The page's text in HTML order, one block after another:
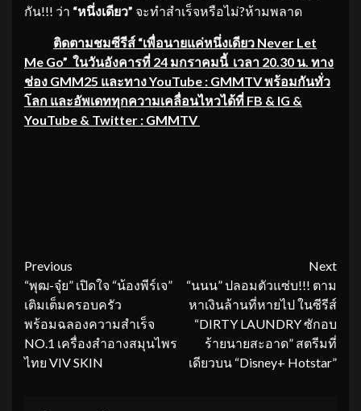
กัน!!! ว่า “หนึ่งเดียว” จะทำสำเร็จหรือไม่?ห้ามพลาด
ติดตามชมซีรีส์ “เพื่อนายแค่หนึ่งเดียว Never Let
Me Go” ในวันอังคารที่ 24 มกราคมนี้ เวลา 20.30 น. ทาง
ช่อง GMM25 และทาง YouTube : GMMTV พร้อมกันทั่ว
โลก และอัพเดททุกความเคลื่อนไหวได้ที่ FB & IG &
YouTube & Twitter : GMMTV
Continue
Reading
Previous
“พุฒ-จุ๋ย” เปิดใจ “น้องพีร์เจ”
เติมเต็มครอบครัว
พร้อมฉลองความสำเร็จ
NO.1 เครื่องสำอางสมุนไพร
ไทย VIV SKIN
Next
“นนน” ปลอมตัวแซ่บ!!! ตาม
หาเงินล้านที่หายไป ในซีรีส์
“DIRTY LAUNDRY ซักอบ
ร้ายนายสะอาด” สตรีมที่
เดียวบน “Disney+ Hotstar”